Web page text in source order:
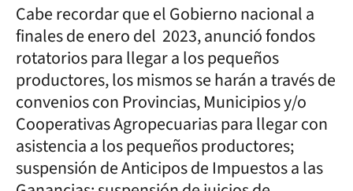
Cabe recordar que el Gobierno nacional a
finales de enero del 2023, anunció fondos
rotatorios para llegar a los pequeños
productores, los mismos se harán a través de
convenios con Provincias, Municipios y/o
Cooperativas Agropecuarias para llegar con
asistencia a los pequeños productores;
suspensión de Anticipos de Impuestos a las